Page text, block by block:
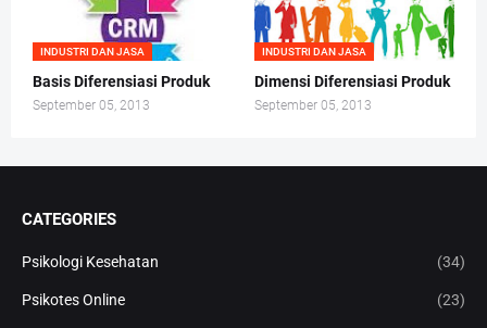
INDUSTRI DAN JASA
Basis Diferensiasi Produk
September 05, 2013
INDUSTRI DAN JASA
Dimensi Diferensiasi Produk
September 05, 2013
CATEGORIES
Psikologi Kesehatan (34)
Psikotes Online (23)